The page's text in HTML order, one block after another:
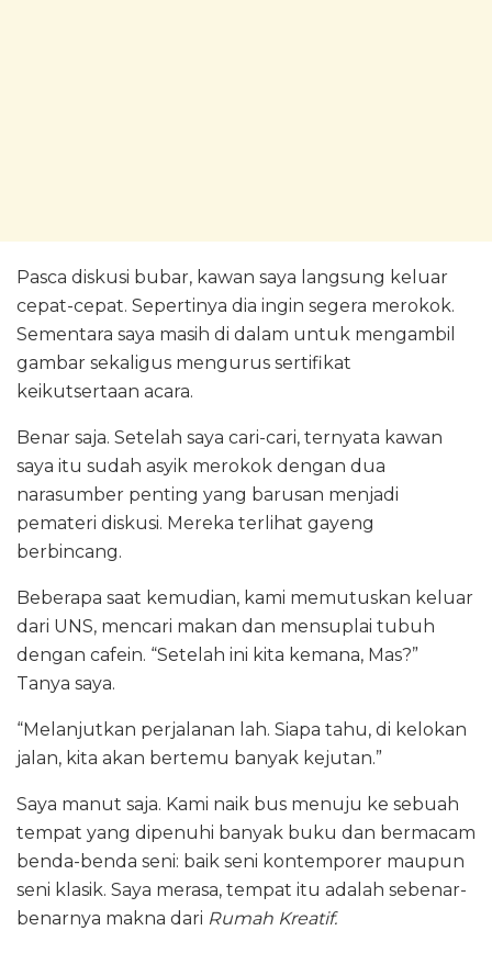
Pasca diskusi bubar, kawan saya langsung keluar
cepat-cepat. Sepertinya dia ingin segera merokok.
Sementara saya masih di dalam untuk mengambil
gambar sekaligus mengurus sertifikat
keikutsertaan acara.
Benar saja. Setelah saya cari-cari, ternyata kawan
saya itu sudah asyik merokok dengan dua
narasumber penting yang barusan menjadi
pemateri diskusi. Mereka terlihat gayeng
berbincang.
Beberapa saat kemudian, kami memutuskan keluar
dari UNS, mencari makan dan mensuplai tubuh
dengan cafein. “Setelah ini kita kemana, Mas?”
Tanya saya.
“Melanjutkan perjalanan lah. Siapa tahu, di kelokan
jalan, kita akan bertemu banyak kejutan.”
Saya manut saja. Kami naik bus menuju ke sebuah
tempat yang dipenuhi banyak buku dan bermacam
benda-benda seni: baik seni kontemporer maupun
seni klasik. Saya merasa, tempat itu adalah sebenar-
benarnya makna dari Rumah Kreatif.